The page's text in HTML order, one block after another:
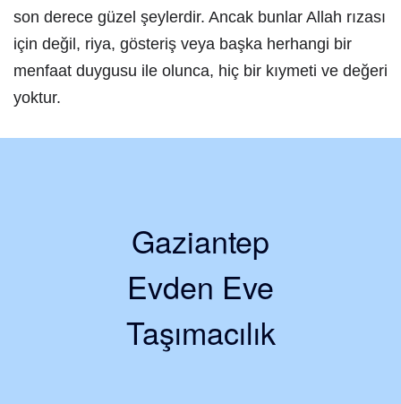
son derece güzel şeylerdir. Ancak bunlar Allah rızası
için değil, riya, gösteriş veya başka herhangi bir
menfaat duygusu ile olunca, hiç bir kıymeti ve değeri
yoktur.
Gaziantep
Evden Eve
Taşımacılık